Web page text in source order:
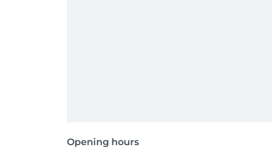
Opening hours